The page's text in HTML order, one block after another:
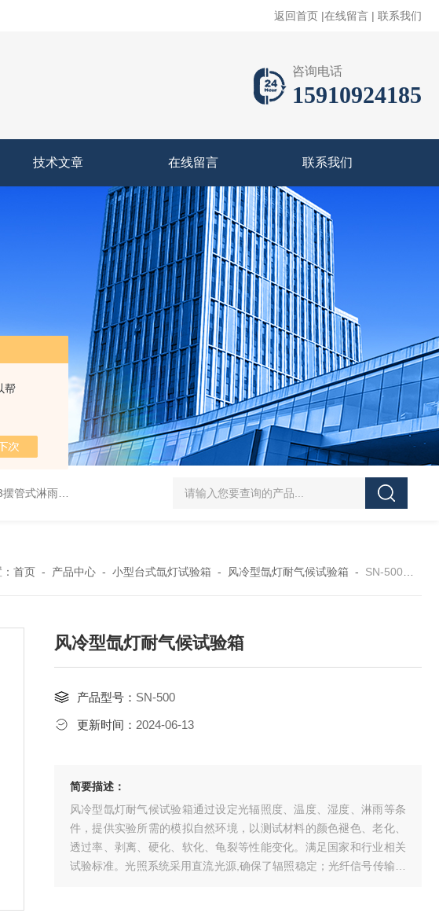
帮
返回首页 |在线留言 | 联系我们
咨询电话
15910924185
技术文章 在线留言 联系我们
式淋雨试验机 HT/SC-800砂尘试验机厂家 HT/GDSJ-80天津小型高低温交变湿热试验
首页- 产品中心- 小型台式氙灯试验箱 - 风冷型氙灯耐气候试验箱 - SN-500风冷型氙灯耐气候试验箱
风冷型氙灯耐气候试验箱
产品型号： SN-500
更新时间： 2024-06-13
简要描述：
风冷型氙灯耐气候试验箱通过设定光辐照度、温度、湿度、淋雨等条
件，提供实验所需的模拟自然环境，以测试材料的颜色褪色、老化、
透过率、剥离、硬化、软化、龟裂等性能变化。满足国家和行业相关
试验标准。光照系统采用直流光源,确保了辐照稳定；光纤信号传输信